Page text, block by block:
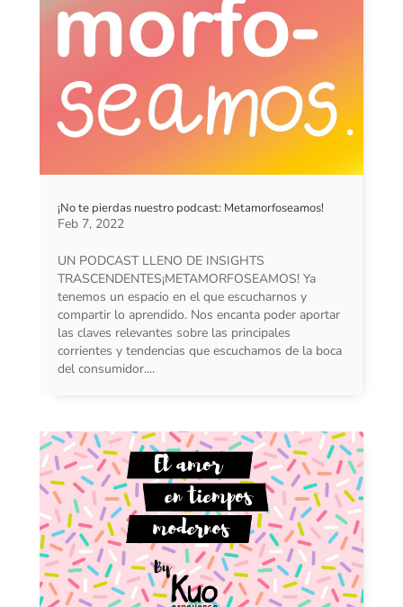
¡No te pierdas nuestro podcast: Metamorfoseamos!
Feb 7, 2022
UN PODCAST LLENO DE INSIGHTS
TRASCENDENTES¡METAMORFOSEAMOS! Ya
tenemos un espacio en el que escucharnos y
compartir lo aprendido. Nos encanta poder aportar
las claves relevantes sobre las principales
corrientes y tendencias que escuchamos de la boca
del consumidor....